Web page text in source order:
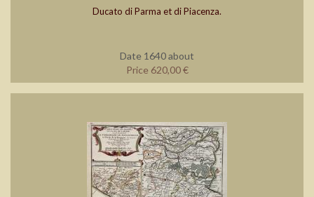
Ducato di Parma et di Piacenza.
Date 1640 about
Price 620,00 €